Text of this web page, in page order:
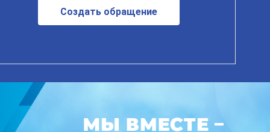
Создать обращение